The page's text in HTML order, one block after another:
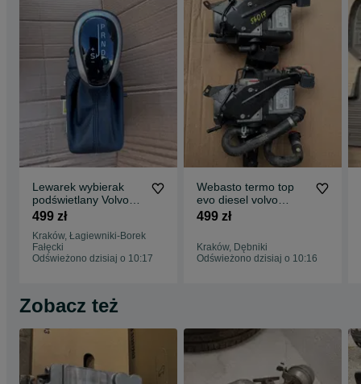
Lewarek wybierak
podświetlany Volvo
V60 S60 XC60
499 zł
Kraków, Łagiewniki-Borek
Fałęcki
Odświeżono dzisiaj o 10:17
Webasto termo top
evo diesel volvo
9036,497C
499 zł
Kraków, Dębniki
Odświeżono dzisiaj o 10:16
Zobacz też